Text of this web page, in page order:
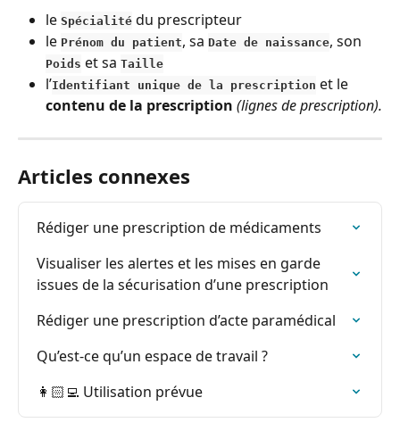
le Spécialité du prescripteur
le Prénom du patient, sa Date de naissance, son
Poids et sa Taille
l’Identifiant unique de la prescription et le
contenu de la prescription (lignes de prescription).
Articles connexes
Rédiger une prescription de médicaments
Visualiser les alertes et les mises en garde
issues de la sécurisation d’une prescription
Rédiger une prescription d’acte paramédical
Qu’est-ce qu’un espace de travail ?
👩🏻‍💻 Utilisation prévue